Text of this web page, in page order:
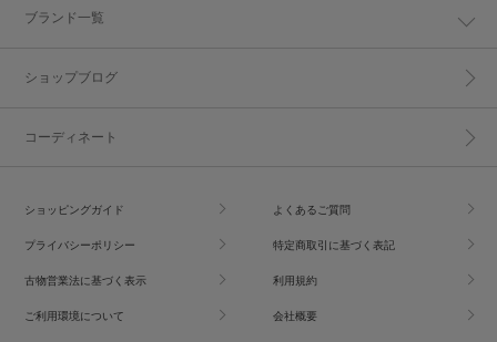
ブランド一覧
ショップブログ
コーディネート
ショッピングガイド よくあるご質問
プライバシーポリシー 特定商取引に基づく表記
古物営業法に基づく表示 利用規約
ご利用環境について 会社概要